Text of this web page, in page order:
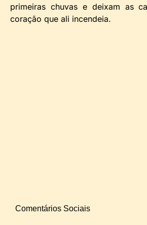
primeiras chuvas e deixam as
coração que ali incendeia.
Comentários Sociais